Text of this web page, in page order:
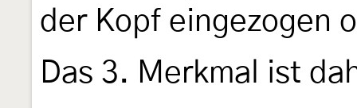
der Kopf eingezogen
Das 3. Merkmal ist